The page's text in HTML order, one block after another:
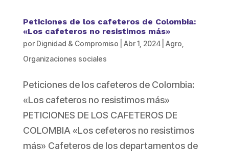
Peticiones de los cafeteros de Colombia:
«Los cafeteros no resistimos más»
por Dignidad & Compromiso Abr 1, 2024| Agro
Organizaciones sociales
Peticiones de los cafeteros de Colombia:
«Los cafeteros no resistimos más»
PETICIONES DE LOS CAFETEROS DE
COLOMBIA «Los cefeteros no resistimos
más» Cafeteros de los departamentos de